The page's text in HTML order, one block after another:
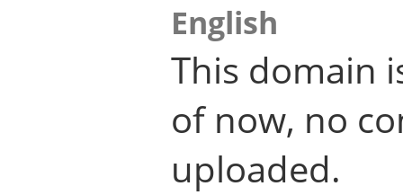
English
This domain
of now, no
uploaded.